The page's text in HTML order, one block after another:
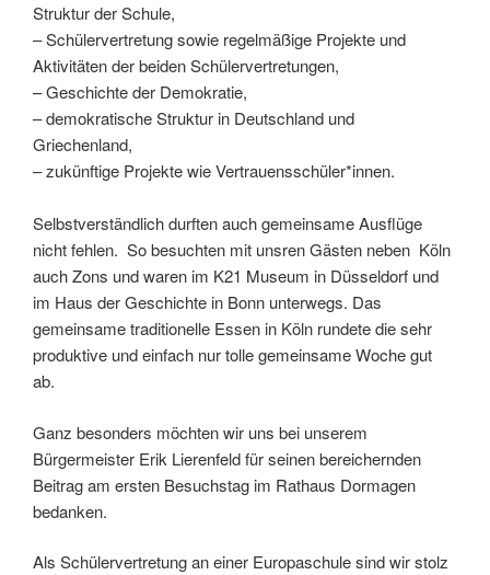
Struktur der Schule,
– Schülervertretung sowie regelmäßige Projekte und
Aktivitäten der beiden Schülervertretungen,
– Geschichte der Demokratie,
– demokratische Struktur in Deutschland und
Griechenland,
– zukünftige Projekte wie Vertrauensschüler*innen.
Selbstverständlich durften auch gemeinsame Ausflüge
nicht fehlen. So besuchten mit unsren Gästen neben Köln
auch Zons und waren im K21 Museum in Düsseldorf und
im Haus der Geschichte in Bonn unterwegs. Das
gemeinsame traditionelle Essen in Köln rundete die sehr
produktive und einfach nur tolle gemeinsame Woche gut
ab.
Ganz besonders möchten wir uns bei unserem
Bürgermeister Erik Lierenfeld für seinen bereichernden
Beitrag am ersten Besuchstag im Rathaus Dormagen
bedanken.
Als Schülervertretung an einer Europaschule sind wir stolz